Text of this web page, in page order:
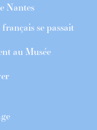
Nantes
se passait
au Musée